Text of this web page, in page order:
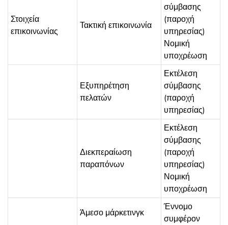
Στοιχεία
επικοινωνίας
Τακτική επικοινωνία
σύμβασης
(παροχή
υπηρεσίας)
Νομική
υποχρέωση
Εξυπηρέτηση
πελατών
Εκτέλεση
σύμβασης
(παροχή
υπηρεσίας)
Διεκπεραίωση
παραπόνων
Εκτέλεση
σύμβασης
(παροχή
υπηρεσίας)
Νομική
υποχρέωση
Άμεσο μάρκετινγκ
Έννομο
συμφέρον